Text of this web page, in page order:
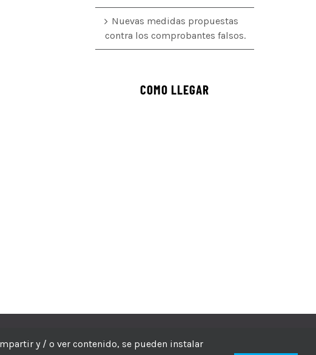
Nuevas medidas propuestas
contra los comprobantes falsos.
COMO LLEGAR
los derechos reservados
y / o ver contenido, se pueden instalar